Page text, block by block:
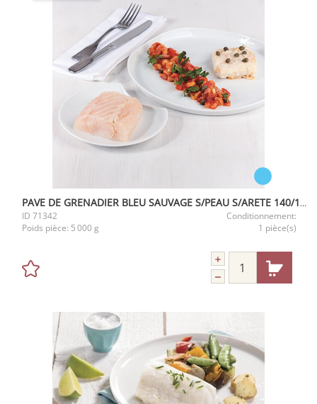
PAVE DE GRENADIER BLEU SAUVAGE S/PEAU S/ARETE 140/160G IQF 5KG
ID 71342
Conditionnement:
Poids pièce: 5 000 g 1 pièce(s)